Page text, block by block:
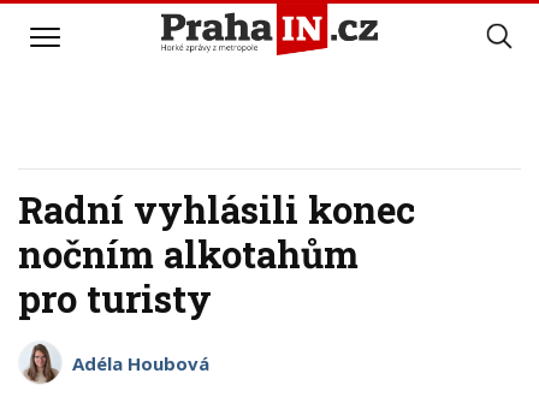
Radní vyhlásili konec
nočním alkotahům
pro turisty
Adéla Houbová